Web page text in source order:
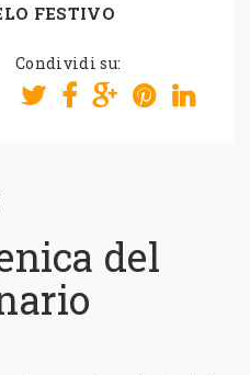
FESTIVO
Condividi su:
del